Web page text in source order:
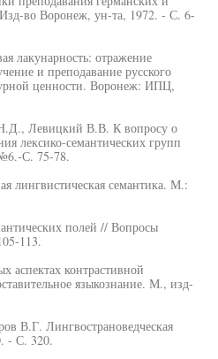
во Воронеж, ун-та, 1972. - С. 6-
лакунарность: отражение
и преподавание русского
ценности. Воронеж: ИПЦ,
Левицкий В.В. К вопросу о
лексико-семантических групп
С. 75-78.
лингвистическая семантика. М.:
полей // Вопросы
113.
аспектах контрастивной
языкознание. М., изд-
В.Г. Лингвострановедческая
- С. 320.